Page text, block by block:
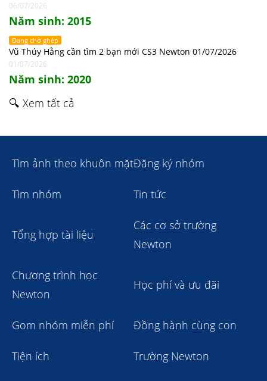
06/07/2026
Năm sinh: 2015
Đang chờ ghép
Vũ Thúy Hằng cần tìm 2 bạn mới CS3 Newton 01/07/2026
01/07/2026
Năm sinh: 2020
🔍 Xem tất cả
Tìm ảnh theo khuôn mặtĐăng ký nhóm
Tìm nhóm Tin tức
Tổng hợp tài liệu
Các cơ sở trường
Newton
Chương trình học
Newton
Học phí và ưu đãi
Gom nhóm miễn phí Đồng hành cùng con
Tiện ích Trường Newton